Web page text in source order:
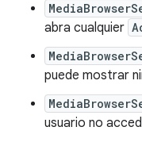
abra cualquier
puede mostrar
usuario no